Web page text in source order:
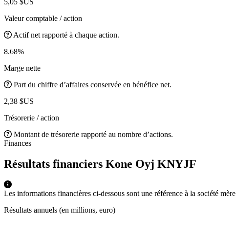
Valeur comptable / action
Actif net rapporté à chaque action.
8.68%
Marge nette
Part du chiffre d’affaires conservée en bénéfice net.
2,38 $US
Trésorerie / action
Montant de trésorerie rapporté au nombre d’actions.
Finances
Résultats financiers Kone Oyj KNYJF
Les informations financières ci-dessous sont une référence à la société mère
Résultats annuels (en millions, euro)